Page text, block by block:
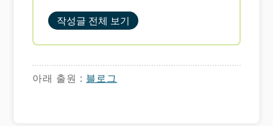
작성글 전체 보기
아래 출원 : 블로그